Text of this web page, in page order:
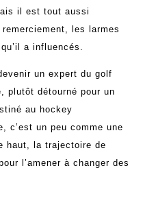
il est tout aussi
les larmes
a influencés.
un expert du golf
plutôt détourné pour un
au hockey
c’est un peu comme une
haut, la trajectoire de
l’amener à changer des